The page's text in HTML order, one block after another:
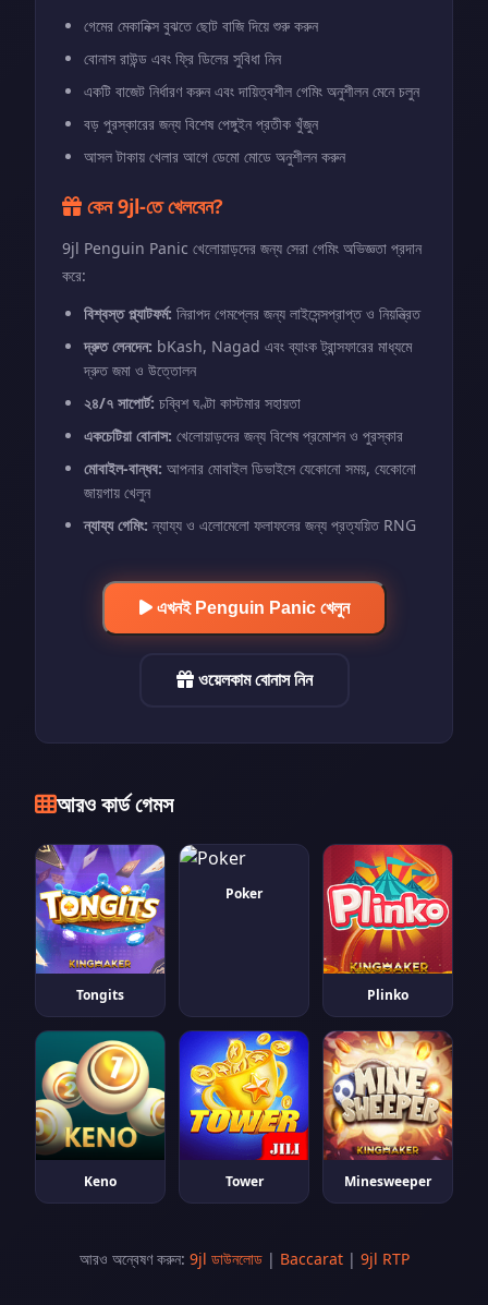
গেমের মেকানিক্স বুঝতে ছোট বাজি দিয়ে শুরু করুন
বোনাস রাউন্ড এবং ফ্রি ডিলের সুবিধা নিন
একটি বাজেট নির্ধারণ করুন এবং দায়িত্বশীল গেমিং অনুশীলন মেনে চলুন
বড় পুরস্কারের জন্য বিশেষ পেঙ্গুইন প্রতীক খুঁজুন
আসল টাকায় খেলার আগে ডেমো মোডে অনুশীলন করুন
কেন 9jl-তে খেলবেন?
9jl Penguin Panic খেলোয়াড়দের জন্য সেরা গেমিং অভিজ্ঞতা প্রদান
করে:
বিশ্বস্ত প্ল্যাটফর্ম: নিরাপদ গেমপ্লের জন্য লাইসেন্সপ্রাপ্ত ও নিয়ন্ত্রিত
দ্রুত লেনদেন: bKash, Nagad এবং ব্যাংক ট্রান্সফারের মাধ্যমে
দ্রুত জমা ও উত্তোলন
২৪/৭ সাপোর্ট: চব্বিশ ঘণ্টা কাস্টমার সহায়তা
একচেটিয়া বোনাস: খেলোয়াড়দের জন্য বিশেষ প্রমোশন ও পুরস্কার
মোবাইল-বান্ধব: আপনার মোবাইল ডিভাইসে যেকোনো সময়, যেকোনো
জায়গায় খেলুন
ন্যায্য গেমিং: ন্যায্য ও এলোমেলো ফলাফলের জন্য প্রত্যয়িত RNG
এখনই Penguin Panic খেলুন
ওয়েলকাম বোনাস নিন
আরও কার্ড গেমস
Tongits
Poker
Plinko
Keno Tower Minesweeper
আরও অন্বেষণ করুন: 9jl ডাউনলোড| Baccarat| 9jl RTP